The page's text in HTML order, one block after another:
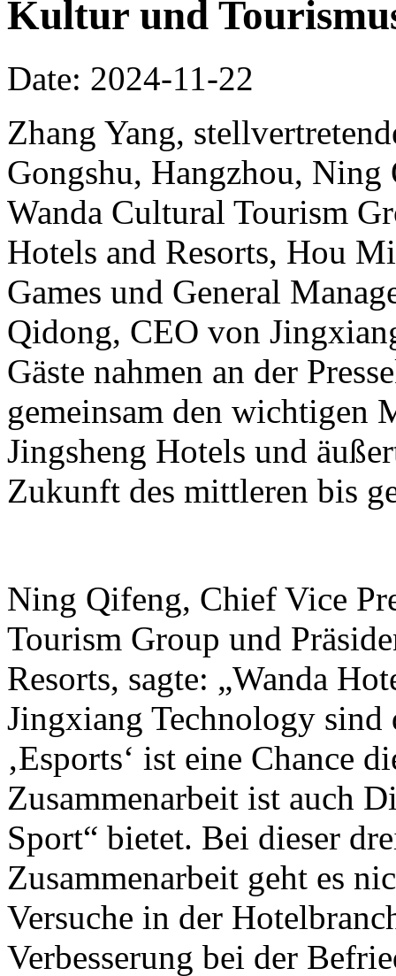
Kultur und
Date: 2024-11-22
Zhang Yang,
Gongshu, Hangzhou,
Wanda Cultural Tourism
Hotels and Resorts, Hou
Games und General
Qidong, CEO von
Gäste nahmen an der
gemeinsam den wichtigen
Jingsheng Hotels und
Zukunft des mittleren bis
Ning Qifeng, Chief Vice
Tourism Group und
Resorts, sagte: „Wanda
Jingxiang Technology sind
‚Esports‘ ist eine Chance
Zusammenarbeit ist auch
Sport“ bietet. Bei dieser
Zusammenarbeit geht es
Versuche in der
Verbesserung bei der